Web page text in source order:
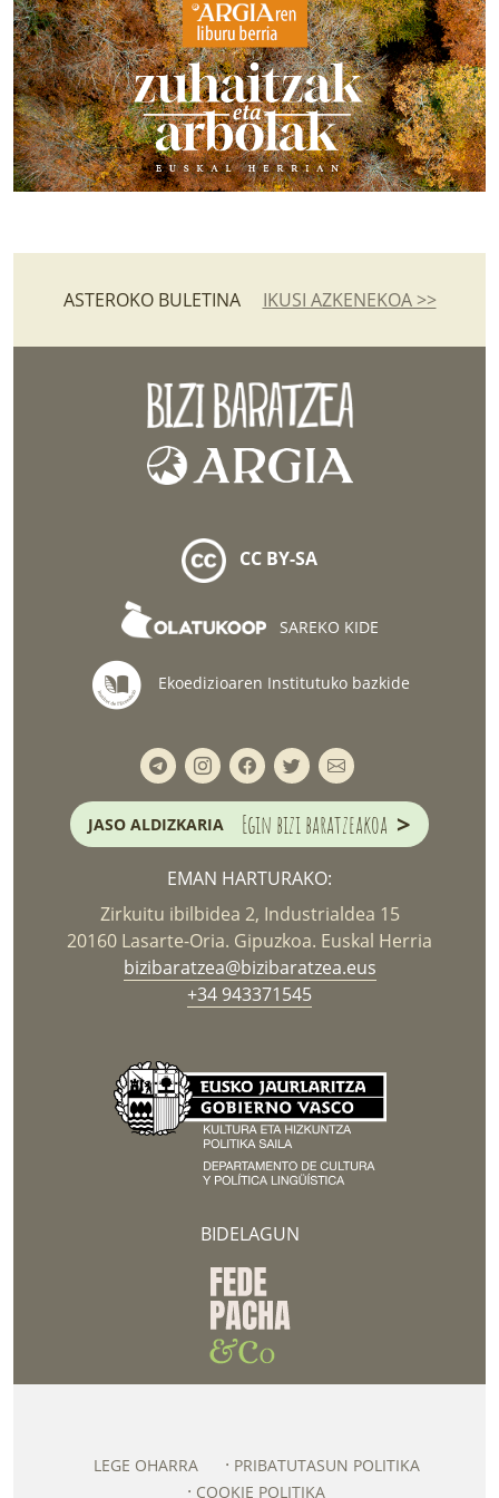
ASTEROKO BULETINA IKUSI AZKENEKOA >>
CC BY-SA
SAREKO KIDE
Ekoedizioaren Institutuko bazkide
JASO ALDIZKARIA Egin bizi baratzeakoa >
EMAN HARTURAKO:
Zirkuitu ibilbidea 2, Industrialdea 15
20160 Lasarte-Oria. Gipuzkoa. Euskal Herria
bizibaratzea@bizibaratzea.eus
+34 943371545
BIDELAGUN
LEGE OHARRA
PRIBATUTASUN POLITIKA
COOKIE POLITIKA